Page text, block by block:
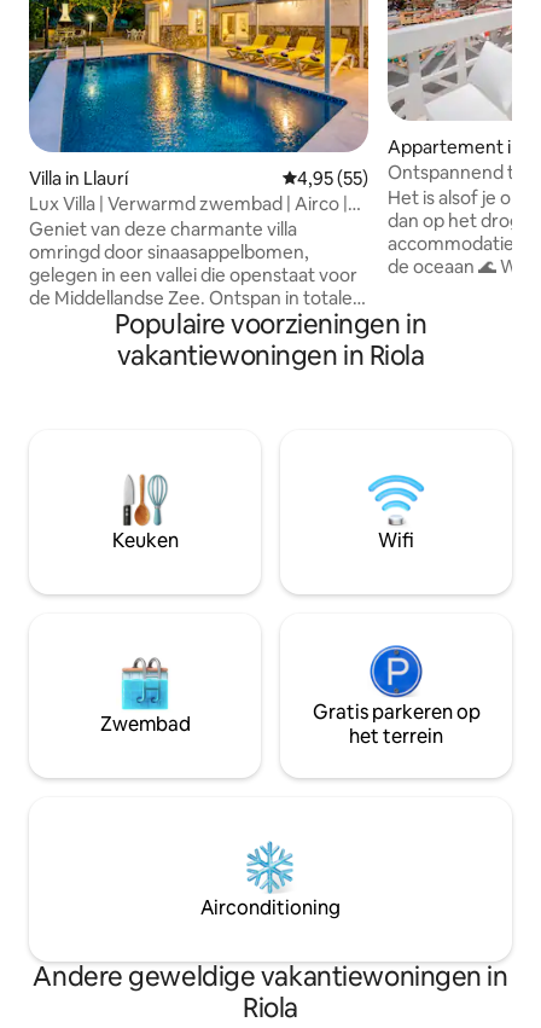
Villa in Llaurí Gemiddelde beoordeling van
4,95 (55)
Lux Villa | Verwarmd zwembad | Airco |
BBQ | Starlink
Geniet van deze charmante villa
omringd door sinaasappelbomen,
gelegen in een vallei die openstaat voor
de Middellandse Zee. Ontspan in totale
privacy midden in de natuur. Ideaal voor
gezinnen of kleine groepen die op zoek
zijn naar rust en ontspanning.
handdoeken | Seizoenssinaasappels |
BBQ | Badkamerbenodigdheden |
min Cullera strand | 8 min supermarkten
Appartement in
Ontspannend
Gratis
Het is alsof je op
dan op het droge.
accommodatie.
de oceaan 🌊 Wakker worden met het
de zonsopgang
straat opgaan en
voor het huis
Klinkt dat goed?
meer kun je bij ons
ernaar uit om je
Populaire voorzieningen in
vakantiewoningen in Riola
Keuken Wifi
Zwembad
Gratis parkeren op
het terrein
Airconditioning
Andere geweldige vakantiewoningen in
Riola